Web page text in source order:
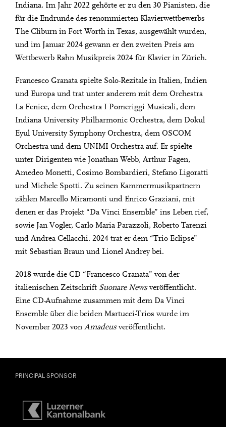
Indiana. Im Jahr 2022 gehörte er zu den 30 Pianisten, die
für die Endrunde des renommierten Klavierwettbewerbs
The Cliburn in Fort Worth in Texas, ausgewählt wurden,
und im Januar 2024 gewann er den zweiten Preis am
Wettbewerb Rahn Musikpreis 2024 für Klavier in Zürich.
Francesco Granata spielte Solo-Rezitale in Italien, Indien
und Europa und trat unter anderem mit dem Orchestra
La Fenice, dem Orchestra I Pomeriggi Musicali, dem
Indiana University Philharmonic Orchestra, dem Dokul
Eyul University Symphony Orchestra, dem OSCOM
Orchestra und dem UNIMI Orchestra auf. Er spielte
unter Dirigenten wie Jonathan Webb, Arthur Fagen,
Amedeo Monetti, Cosimo Bombardieri, Stefano Ligoratti
und Michele Spotti. Zu seinen Kammermusikpartnern
zählen Marcello Miramonti und Enrico Graziani, mit
denen er das Projekt “Da Vinci Ensemble” ins Leben rief,
sowie Jan Vogler, Carlo Maria Parazzoli, Roberto Tarenzi
und Andrea Cellacchi. 2024 trat er dem “Trio Eclipse”
mit Sebastian Braun und Lionel Andrey bei.
2018 wurde die CD “Francesco Granata” von der
italienischen Zeitschrift Suonare Newsveröffentlicht.
Eine CD-Aufnahme zusammen mit dem Da Vinci
Ensemble über die beiden Martucci-Trios wurde im
November 2023 von Amadeusveröffentlicht.
PRINCIPAL SPONSOR